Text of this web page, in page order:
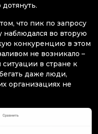
что пик по запросу
во вторую
конкуренцию в этом
не возникало –
в стране к
даже люди,
организациях не